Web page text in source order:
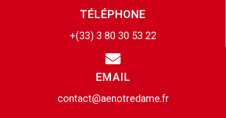
TÉLÉPHONE
+(33) 3 80 30 53 22
EMAIL
contact@aenotredame.fr